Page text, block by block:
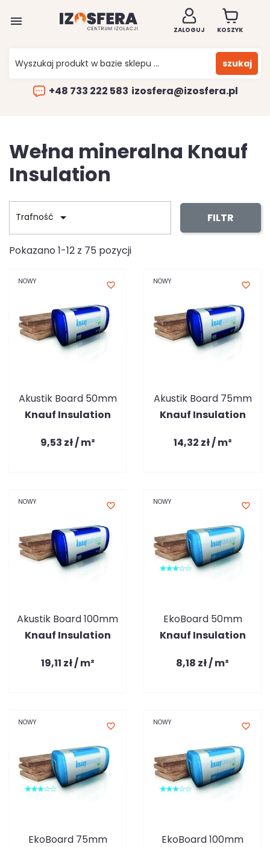

ZALOGUJ KOSZYK
szukaj
+48 733 222 583 izosfera@izosfera.pl
Wełna mineralna Knauf
Insulation
Trafność  FILTR
Pokazano 1-12 z 75 pozycji
NOWY favorite_border
Akustik Board 50mm
Knauf Insulation
9,53 zł / m²
NOWY favorite_border
Akustik Board 75mm
Knauf Insulation
14,32 zł / m²
NOWY favorite_border
Akustik Board 100mm
Knauf Insulation
19,11 zł / m²
NOWY favorite_border
EkoBoard 50mm
Knauf Insulation
8,18 zł / m²
NOWY favorite_border
EkoBoard 75mm
NOWY favorite_border
EkoBoard 100mm